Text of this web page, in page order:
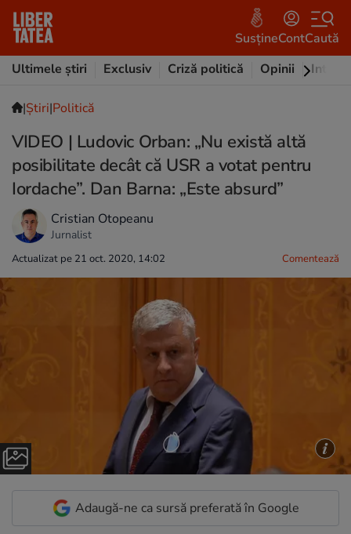
SusțineContCaută
Ultimele știri
Exclusiv Criză politică Opinii
|Ştiri|Politică
VIDEO | Ludovic Orban: „Nu există altă
posibilitate decât că USR a votat pentru
Iordache”. Dan Barna: „Este absurd”
Cristian Otopeanu
Jurnalist
Actualizat pe 21 oct. 2020, 14:02 Comentează
Adaugă-ne ca sursă preferată în Google